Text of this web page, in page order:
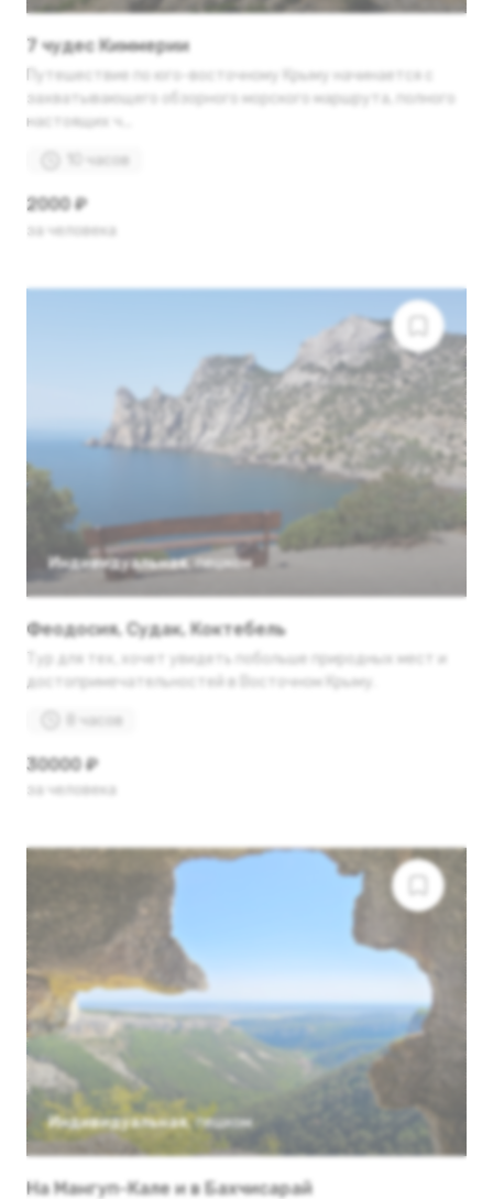
7 чудес Киммерии
Путешествие по юго-восточному Крыму начинается с
захватывающего обзорного морского маршрута, полного
настоящих ч...
10 часов
2000 ₽
за человека
Индивидуальная, пешком
Феодосия, Судак, Коктебель
Тур для тех, хочет увидеть побольше природных мест и
достопримечательностей в Восточном Крыму.
8 часов
30000 ₽
за человека
Индивидуальная, пешком
На Мангуп-Кале и в Бахчисарай